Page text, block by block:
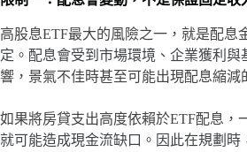
高股息ETF最大的風險之一，就是配息
定。配息會受到市場環境、企業獲利與
響，景氣不佳時甚至可能出現配息縮減
如果將房貸支出高度依賴於ETF配息，
就可能造成現金流缺口。因此在規劃時